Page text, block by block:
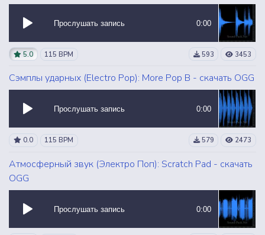
Прослушать запись 0:00
5.0 115 BPM 593 3453
Сэмплы ударных (Electro Pop): More Pop B - скачать OGG
Прослушать запись 0:00
0.0 115 BPM 579 2473
Атмосферный звук (Электро Поп): Scratch Pad - скачать
OGG
Прослушать запись 0:00